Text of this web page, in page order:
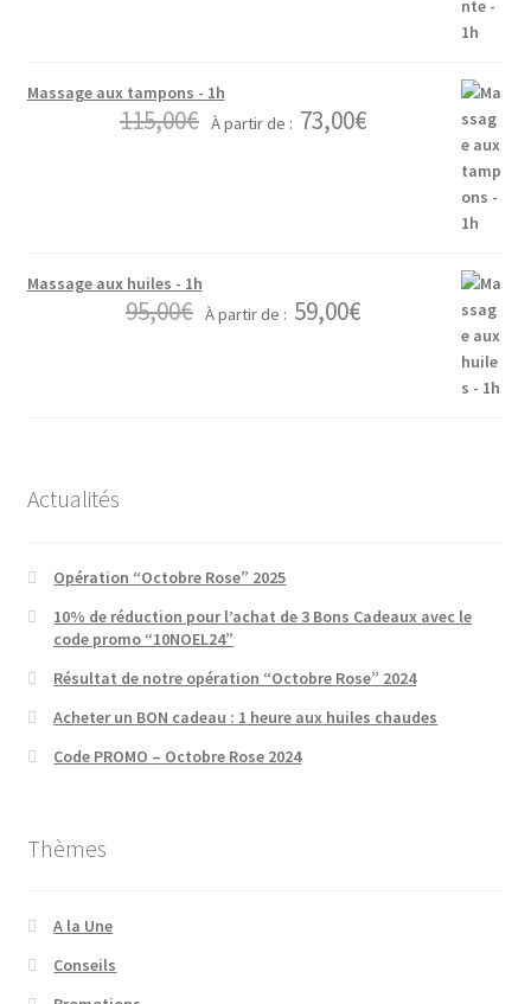
Massage aux tampons - 1h
115,00€ À partir de : 73,00€
Massage aux huiles - 1h
95,00€ À partir de : 59,00€
Actualités
Opération “Octobre Rose” 2025
10% de réduction pour l’achat de 3 Bons Cadeaux avec le
code promo “10NOEL24”
Résultat de notre opération “Octobre Rose” 2024
Acheter un BON cadeau : 1 heure aux huiles chaudes
Code PROMO – Octobre Rose 2024
Thèmes
A la Une
Conseils